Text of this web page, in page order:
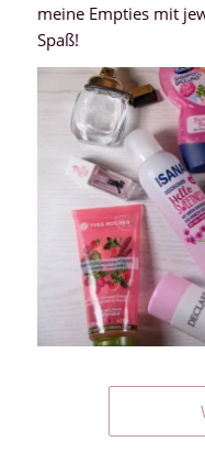
meine Empties mit
Spaß!